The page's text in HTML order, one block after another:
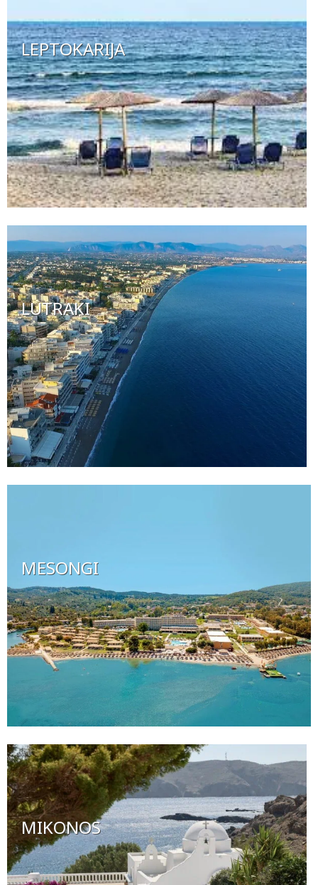
LEPTOKARIJA
LUTRAKI
MESONGI
MIKONOS